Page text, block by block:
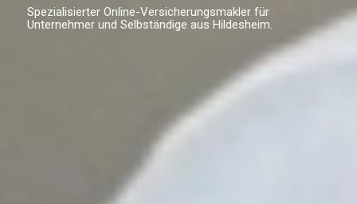
Spezialisierter Online-Versicherungsmakler für
Unternehmer und Selbständige aus Hildesheim.